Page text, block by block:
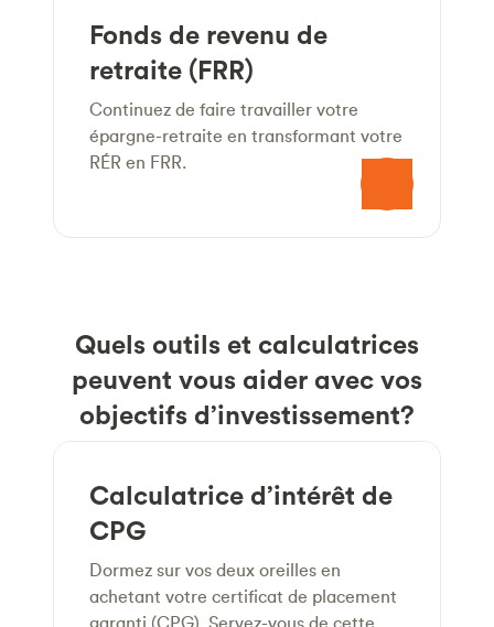
Fonds de revenu de
retraite (FRR)
Continuez de faire travailler votre
épargne-retraite en transformant votre
RÉR en FRR.
Quels outils et calculatrices
peuvent vous aider avec vos
objectifs d’investissement?
Calculatrice d’intérêt de
CPG
Dormez sur vos deux oreilles en
achetant votre certificat de placement
garanti (CPG). Servez-vous de cette